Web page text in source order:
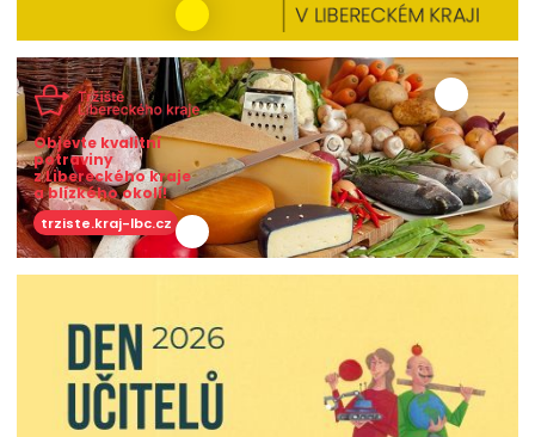
Objevte kvalitní
potraviny
z Libereckého kraje
a blízkého okolí!
trziste.kraj-lbc.cz